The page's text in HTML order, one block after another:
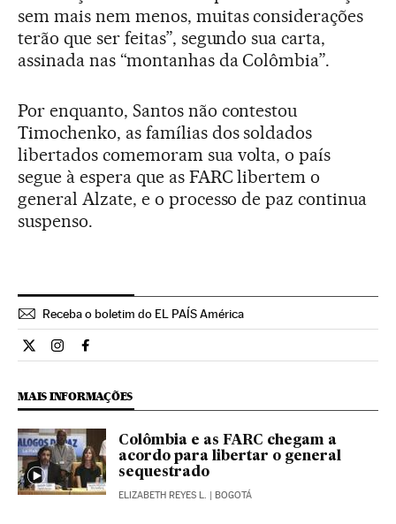
sem mais nem menos, muitas considerações
terão que ser feitas”, segundo sua carta,
assinada nas “montanhas da Colômbia”.
Por enquanto, Santos não contestou
Timochenko, as famílias dos soldados
libertados comemoram sua volta, o país
segue à espera que as FARC libertem o
general Alzate, e o processo de paz continua
suspenso.
Receba o boletim do EL PAÍS América
Internacional El País Brasil en Twitter
Internacional El País Brasil en Instagram
Internacional El País Brasil en Facebook
MAIS INFORMAÇÕES
Colômbia e as FARC chegam a
acordo para libertar o general
sequestrado
ELIZABETH REYES L. | BOGOTÁ